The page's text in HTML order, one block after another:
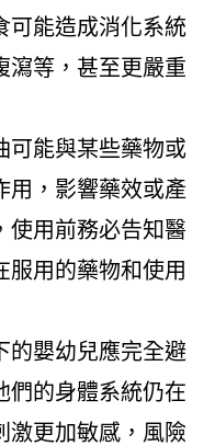
可能造成消化系統
瀉等，甚至更嚴重
可能與某些藥物或
用，影響藥效或產
使用前務必告知醫
服用的藥物和使用
的嬰幼兒應完全避
們的身體系統仍在
激更加敏感，風險